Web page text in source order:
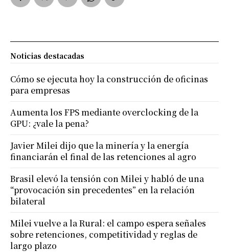
Noticias destacadas
Cómo se ejecuta hoy la construcción de oficinas
para empresas
Aumenta los FPS mediante overclocking de la
GPU: ¿vale la pena?
Javier Milei dijo que la minería y la energía
financiarán el final de las retenciones al agro
Brasil elevó la tensión con Milei y habló de una
“provocación sin precedentes” en la relación
bilateral
Milei vuelve a la Rural: el campo espera señales
sobre retenciones, competitividad y reglas de
largo plazo